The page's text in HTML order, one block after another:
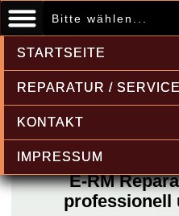
Bitte wählen...
STARTSEITE
REPARATUR / SERVICE
KONTAKT
IMPRESSUM
E-RM
professionell